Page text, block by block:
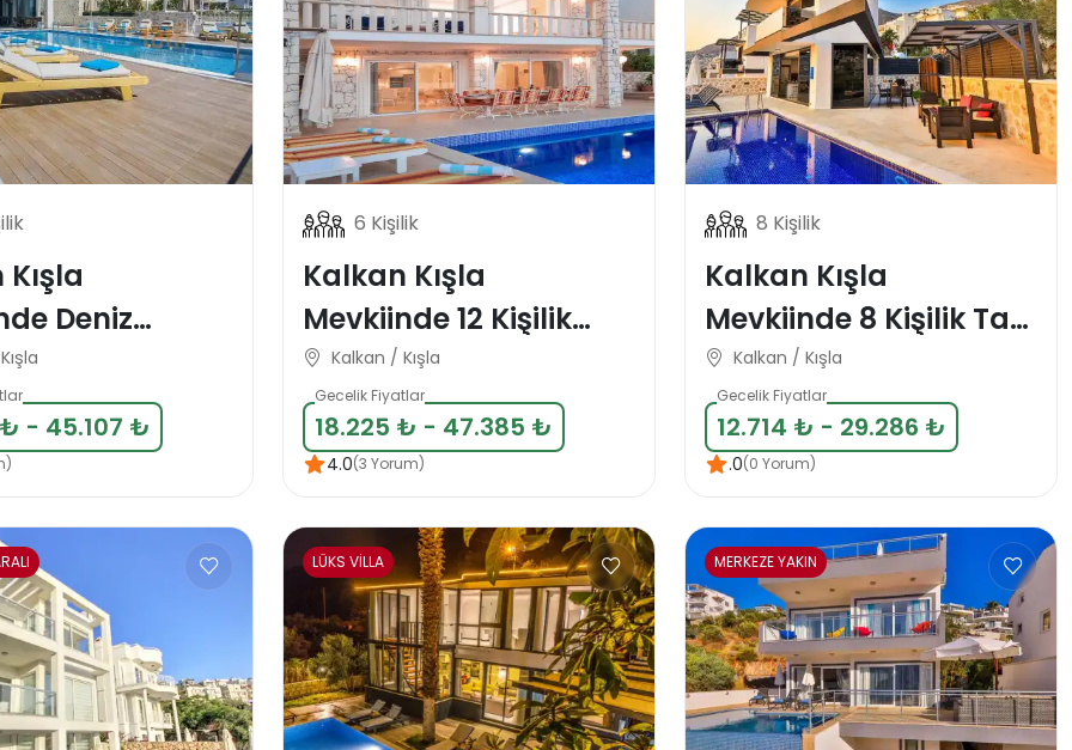
Deniz
14 Kişlik
- 45.107 ₺
6 Kişilik
Kalkan Kışla
Mevkiinde 12 Kişilik
Lüks Tatil Villası
Kalkan / Kışla
Gecelik Fiyatlar
18.225 ₺ - 47.385 ₺
4.0(3 Yorum)
8 Kişilik
Kalkan Kışla
Mevkiinde 8 Kişilik Tatil
Villlası
Kalkan / Kışla
Gecelik Fiyatlar
12.714 ₺ - 29.286 ₺
.0(0 Yorum)
LÜKS VİLLA MERKEZE YAKIN